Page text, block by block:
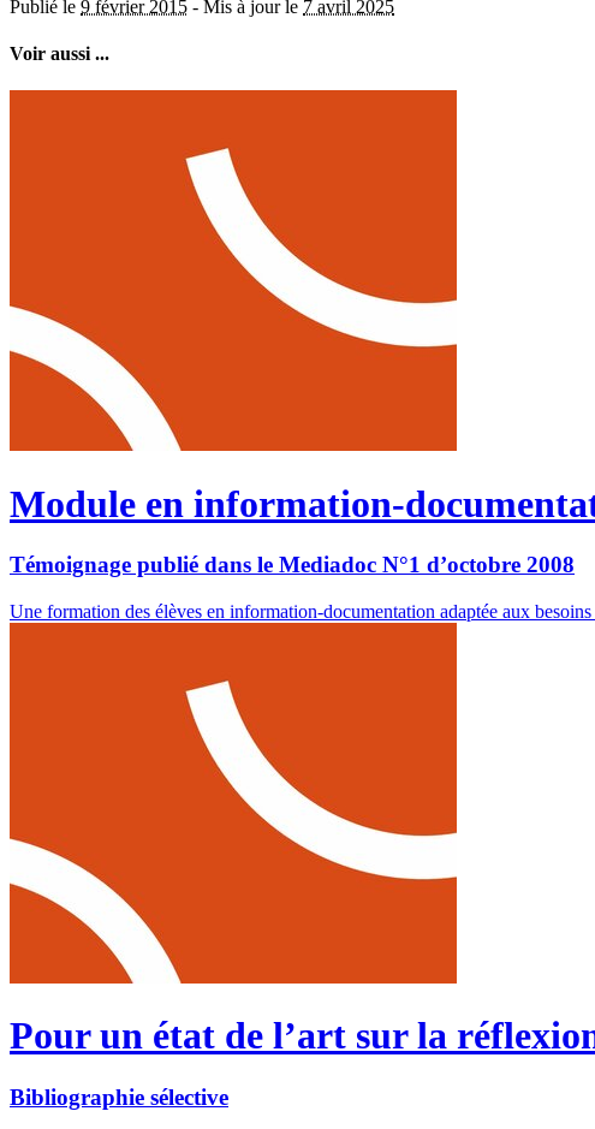
Publié le 9 février 2015 - Mis à jour le 7 avril 2025
Voir aussi ...
Module en information-
Témoignage publié dans le Mediadoc N°1 d’octobre 2008
Une formation des élèves en information-documentation adaptée aux
Pour un état de l’art sur la
Bibliographie sélective